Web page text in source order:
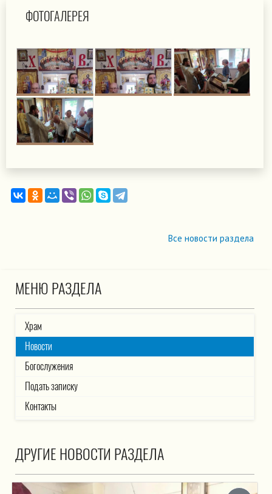
ФОТОГАЛЕРЕЯ
Все новости раздела
МЕНЮ РАЗДЕЛА
Храм
Новости
Богослужения
Подать записку
Контакты
ДРУГИЕ НОВОСТИ РАЗДЕЛА